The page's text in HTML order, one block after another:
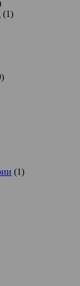
(1)
(1)